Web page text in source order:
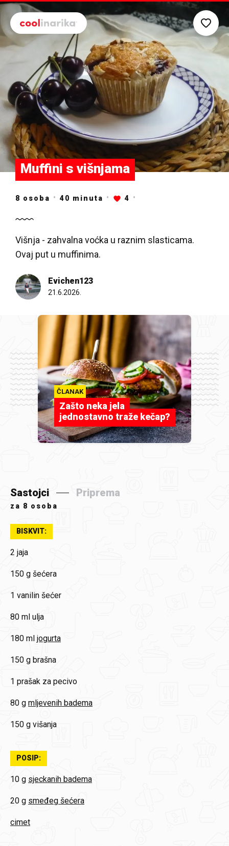
Preskoči na glavni sadržaj
Muffini s višnjama
8 osoba 40 minuta 4
Višnja - zahvalna voćka u raznim slasticama.
Ovaj put u muffinima.
Evichen123
21.6.2026.
ČLANAK
Zašto neka jela
jednostavno traže kečap?
Sastojci Priprema
za 8 osoba
BISKVIT:
2 jaja
150 g šećera
1 vanilin šećer
80 ml ulja
180 ml jogurta
150 g brašna
1 prašak za pecivo
80 g mljevenih badema
150 g višanja
POSIP:
10 g sjeckanih badema
20 g smeđeg šećera
cimet